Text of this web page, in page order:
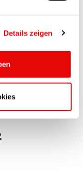
Details zeigen